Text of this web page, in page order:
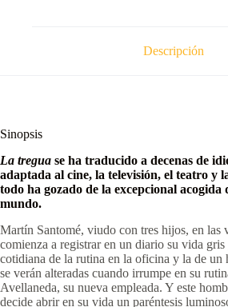
Descripción
Sinopsis
La tregua se ha traducido a decenas de
adaptada al cine, la televisión, el teatro y
todo ha gozado de la excepcional acogida
mundo.
Martín Santomé, viudo con tres hijos, en las
comienza a registrar en un diario su vida
cotidiana de la rutina en la oficina y la de un
se verán alteradas cuando irrumpe en su
Avellaneda, su nueva empleada. Y este
decide abrir en su vida un paréntesis